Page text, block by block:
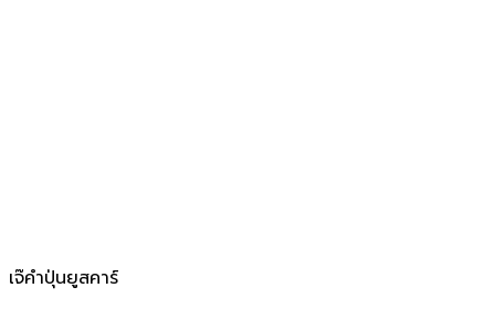
เจ๊คำปุ่นยูสคาร์